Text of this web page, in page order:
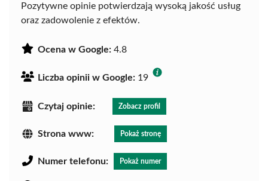
Pozytywne opinie potwierdzają wysoką jakość usług
oraz zadowolenie z efektów.
Ocena w Google: 4.8
Liczba opinii w Google: 19
Czytaj opinie: Zobacz profil
Strona www: Pokaż stronę
Numer telefonu: Pokaż numer